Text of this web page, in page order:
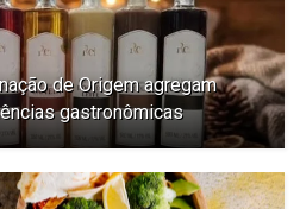
de Origem agregam
gastronômicas